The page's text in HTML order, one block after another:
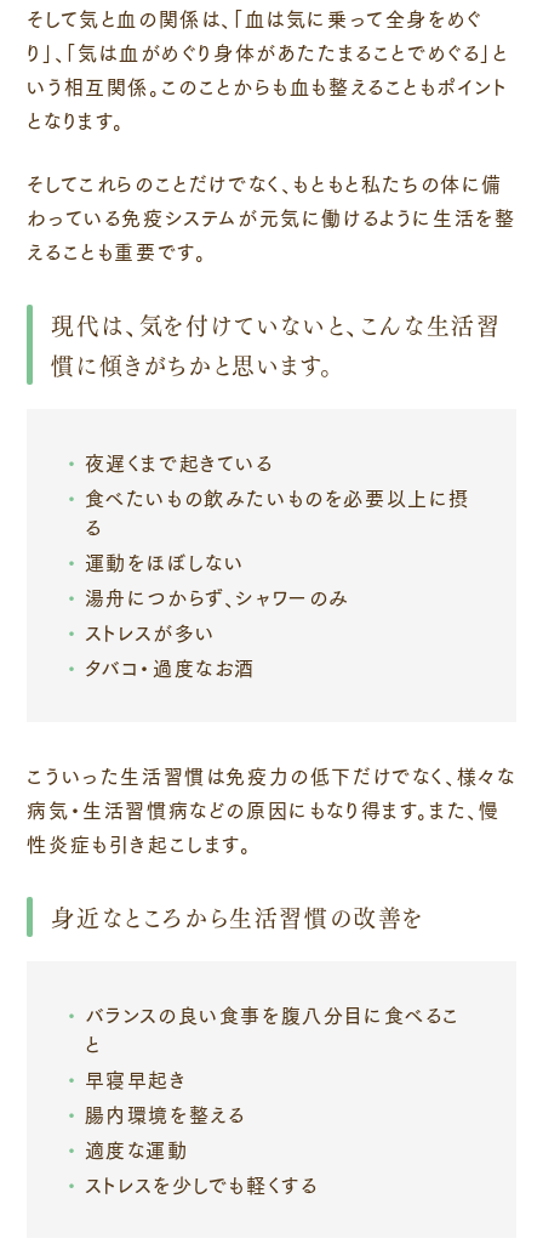
そして気と血の関係は、「血は気に乗って全身をめぐ
り」、「気は血がめぐり身体があたたまることでめぐる」と
いう相互関係。このことからも血も整えることもポイント
となります。
そしてこれらのことだけでなく、もともと私たちの体に備
わっている免疫システムが元気に働けるように生活を整
えることも重要です。
現代は、気を付けていないと、こんな生活習
慣に傾きがちかと思います。
夜遅くまで起きている
食べたいもの飲みたいものを必要以上に摂
る
運動をほぼしない
湯舟につからず、シャワーのみ
ストレスが多い
タバコ・過度なお酒
こういった生活習慣は免疫力の低下だけでなく、様々な
病気・生活習慣病などの原因にもなり得ます。また、慢
性炎症も引き起こします。
身近なところから生活習慣の改善を
バランスの良い食事を腹八分目に食べるこ
と
早寝早起き
腸内環境を整える
適度な運動
ストレスを少しでも軽くする